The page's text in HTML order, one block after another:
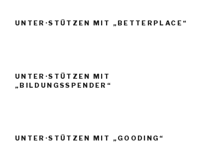
UNTER·STÜTZEN MIT „BETTERPLACE“
UNTER·STÜTZEN MIT
„BILDUNGSSPENDER“
UNTER·STÜTZEN MIT „GOODING“